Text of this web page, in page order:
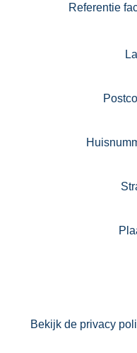
Referentie
Bekijk de privacy